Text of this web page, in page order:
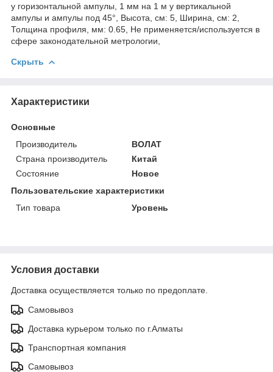
у горизонтальной ампулы, 1 мм на 1 м у вертикальной
ампулы и ампулы под 45°, Высота, см: 5, Ширина, см: 2,
Толщина профиля, мм: 0.65, Не применяется/используется в
сфере законодательной метрологии,
Скрыть
Характеристики
Основные
Производитель
ВОЛАТ
Страна производитель
Китай
Состояние
Новое
Пользовательские характеристики
Тип товара
Уровень
Условия доставки
Доставка осуществляется только по предоплате.
Самовывоз
Доставка курьером только по г.Алматы
Транспортная компания
Самовывоз